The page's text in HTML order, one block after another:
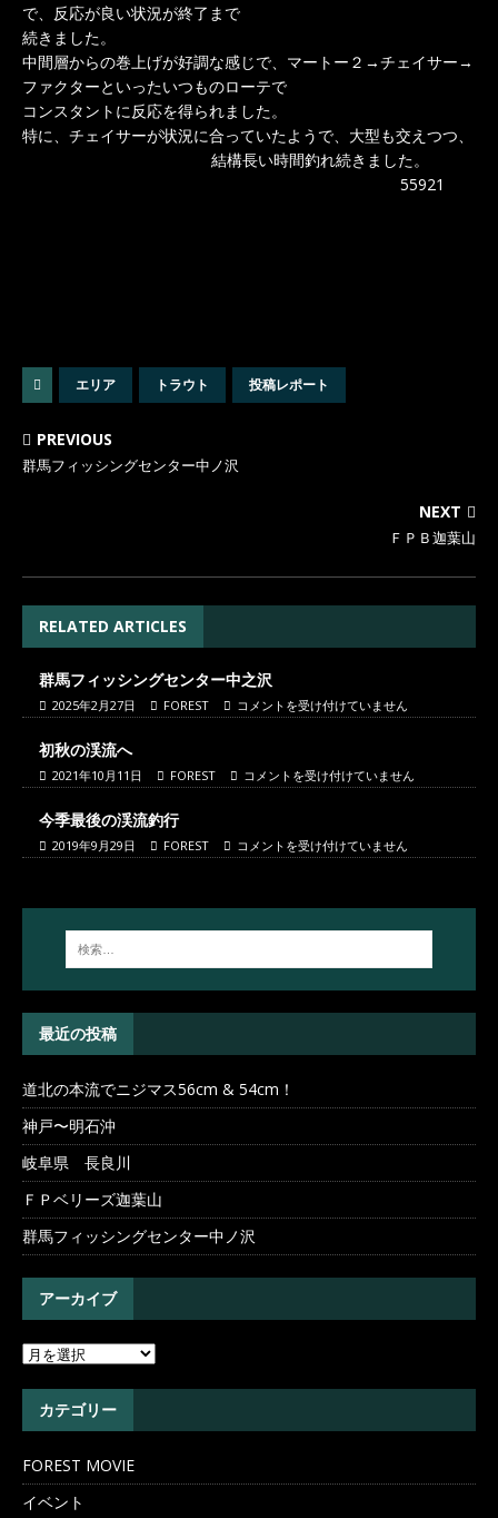
で、反応が良い状況が終了まで
続きました。
中間層からの巻上げが好調な感じで、マートー２→チェイサー→
ファクターといったいつものローテで
コンスタントに反応を得られました。
特に、チェイサーが状況に合っていたようで、大型も交えつつ、
結構長い時間釣れ続きました。
55921
エリア トラウト 投稿レポート
PREVIOUS
群馬フィッシングセンター中ノ沢
NEXT
ＦＰＢ迦葉山
RELATED ARTICLES
群馬フィッシングセンター中之沢
2025年2月27日 FOREST コメントを受け付けていません
初秋の渓流へ
2021年10月11日 FOREST コメントを受け付けていません
今季最後の渓流釣行
2019年9月29日 FOREST コメントを受け付けていません
最近の投稿
道北の本流でニジマス56cm & 54cm！
神戸〜明石沖
岐阜県 長良川
ＦＰベリーズ迦葉山
群馬フィッシングセンター中ノ沢
アーカイブ
カテゴリー
FOREST MOVIE
イベント